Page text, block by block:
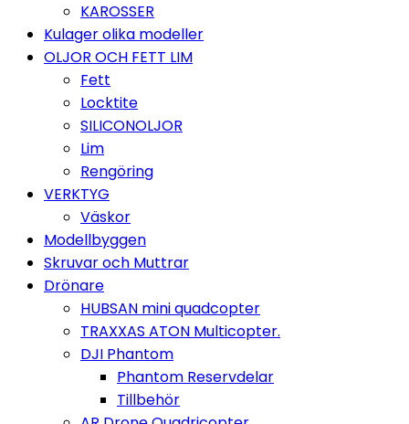
KAROSSER
Kulager olika modeller
OLJOR OCH FETT LIM
Fett
Locktite
SILICONOLJOR
Lim
Rengöring
VERKTYG
Väskor
Modellbyggen
Skruvar och Muttrar
Drönare
HUBSAN mini quadcopter
TRAXXAS ATON Multicopter.
DJI Phantom
Phantom Reservdelar
Tillbehör